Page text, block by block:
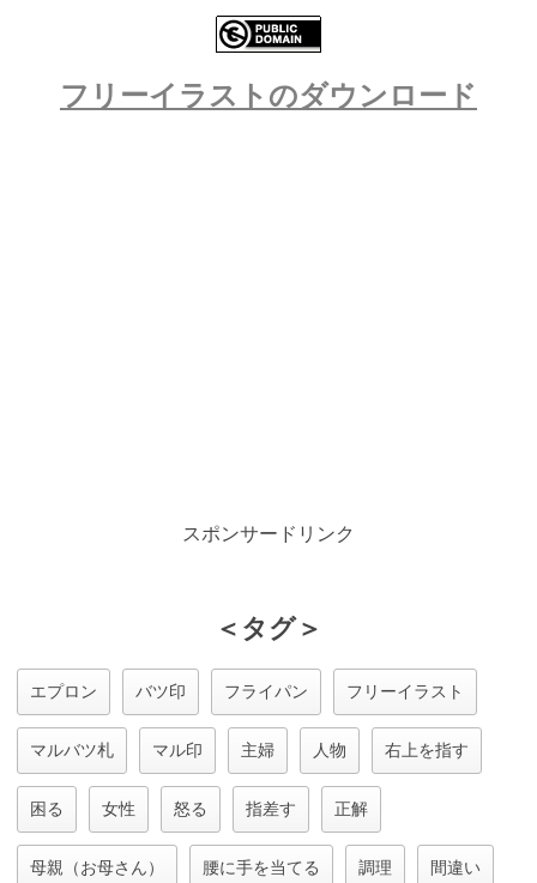
フリーイラストのダウンロード
スポンサードリンク
＜タグ＞
エプロン バツ印 フライパン フリーイラスト
マルバツ札 マル印 主婦 人物 右上を指す
困る 女性 怒る 指差す 正解
母親（お母さん） 腰に手を当てる 調理 間違い